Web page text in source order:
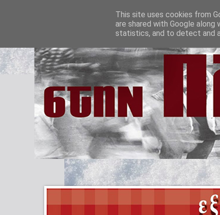
This site uses cookies from
are shared with Google
statistics, and to detect and